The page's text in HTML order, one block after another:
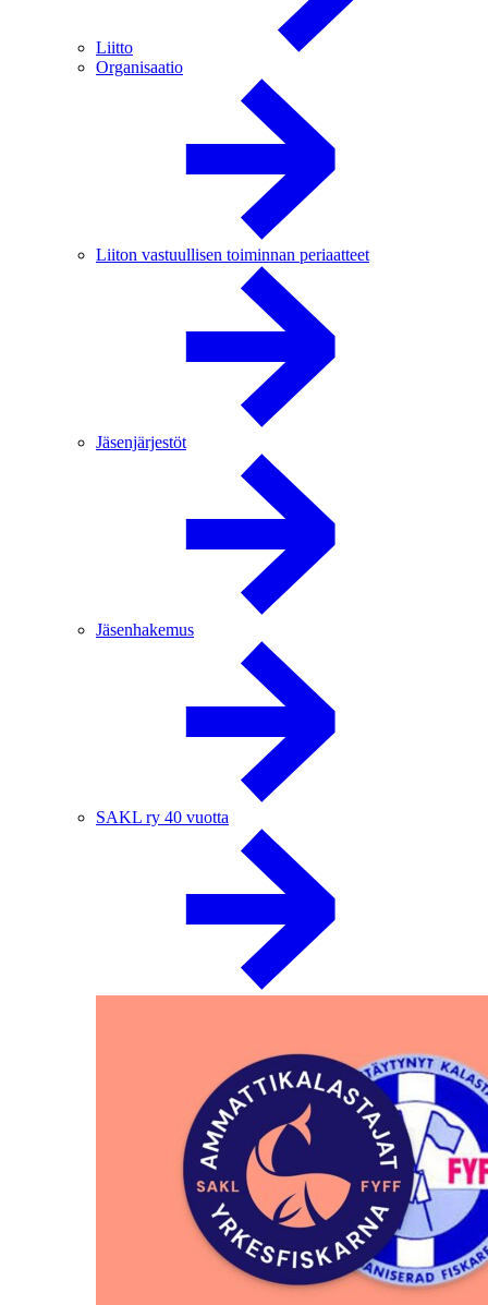
Liitto
Organisaatio
Liiton vastuullisen toiminnan periaatteet
Jäsenjärjestöt
Jäsenhakemus
SAKL ry 40 vuotta